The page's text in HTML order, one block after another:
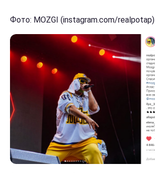
Фото: MOZGI (instagram.com/realpotap)